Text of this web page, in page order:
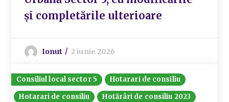
și completările ulterioare
Ionut 2 iunie 2026
Consiliul local sector 5
Hotarari de consiliu
Hotarari de consiliu
Hotărâri de consiliu 2023